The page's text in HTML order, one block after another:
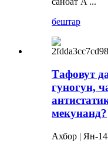
бештар
Тафовут
гуногун,
мекунанд?
Ахбор | Ян-